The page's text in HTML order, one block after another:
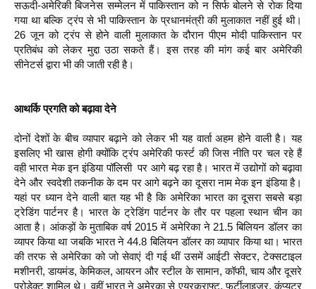
सऊदी-अमेरिकी बिजनेस सम्‍मेलन में पाकिस्‍तान को न सिर्फ बोलने से रोक दिया
गया था बल्कि ट्रंप से भी पाकिस्‍तान के प्रधानमंत्री की मुलाकात नहीं हुई थी।
26 जून को ट्रंप से होने वाली मुलाकात के दौरान पीएम मोदी पाकिस्‍तान पर
प्रतिबंध को लेकर मुद्दा उठा सकते हैं। इस तरह की मांग कई बार अमेरिकी
सीनेटर्स द्वारा भी की जाती रही है।
आथर्कि प्रगति को बढ़ावा देने
दोनों देशों के बीच व्‍यापार बढ़ाने को लेकर भी यह वार्ता अहम होने वाली है। यह
इसलिए भी खास होगी क्‍योंकि ट्रंप अमेरिकी फर्स्‍ट की जिस नीति पर चल रहे हैं
वही भारत मेक इन इंडिया पॉलिसी पर आगे बढ़ रहा है। भारत में उद्योगों को बढ़ावा
देने और स्‍वदेशी तकनीक के दम पर आगे बढ़ने का दूसरा नाम मेक इन इंडिया है।
यहां पर ध्‍यान देने वाली बात यह भी है कि अमेरिका भारत का दूसरा सबसे बड़ा
ट्रेडिंग पार्टनर है। भारत के ट्रेडिंग पार्टनर के तौर पर पहला स्‍थान चीन का
आता है। आंकड़ों के मुताबिक वर्ष 2015 में अमेरिका ने 21.5 बिलियन डॉलर का
व्‍यापर किया था जबकि भारत ने 44.8 बिलियन डॉलर का व्‍यापार किया था। भारत
की तरफ से अमेरिका को जो सेवाएं दी गई थीं उसमें आईटी सेक्‍टर, टेक्‍सटाइल
मशीनरी, डायमंड, केमिकल, आयरन और स्‍टील के सामान, कॉफी, चाय और दूसरे
प्रोडेक्‍ट शामिल थे। वहीं भारत ने अमेरका से एयरक्राफ्ट, फर्टीलाइजर, कंप्‍यूटर